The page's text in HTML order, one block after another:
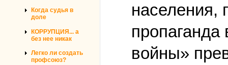
Когда судья в
доле
КОРРУПЦИЯ... а
без нее никак
Легко ли создать
профсоюз?
населения,
войны»